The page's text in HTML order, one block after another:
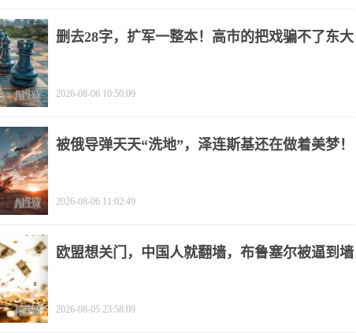
删去28字，扩军一整本！高市的把戏骗不了东大
2026-08-06 10:50:09
被俄导弹天天“洗地”，泽连斯基还在做着美梦！
2026-08-06 11:02:49
欧盟想关门，中国人就翻墙，布鲁塞尔被逼到墙
2026-08-05 23:58:09